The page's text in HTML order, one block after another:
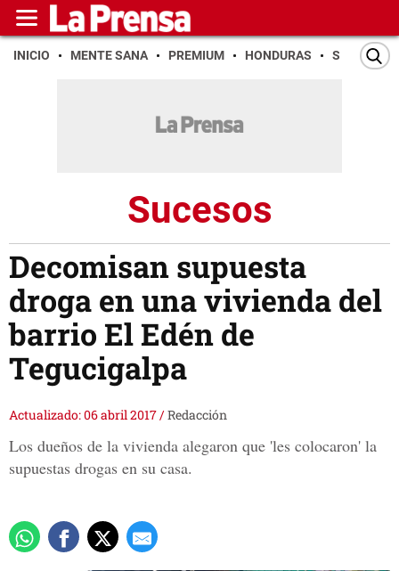
INICIO MENTE SANA PREMIUM HONDURAS SAN PEDRO
Sucesos
Decomisan supuesta
droga en una vivienda del
barrio El Edén de
Tegucigalpa
Actualizado: 06 abril 2017/Redacción
Los dueños de la vivienda alegaron que 'les colocaron' la
supuestas drogas en su casa.